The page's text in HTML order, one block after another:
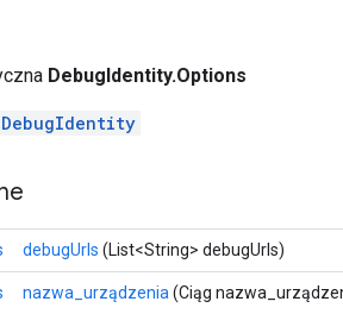
DebugIdentity.Options
DebugIdentity
debugUrls (List<String> debugUrls)
nazwa_urządzenia (Ciąg